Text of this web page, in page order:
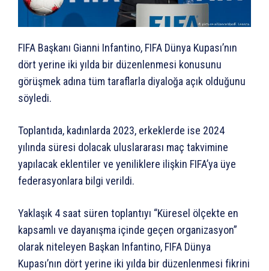
FIFA Başkanı Gianni Infantino, FIFA Dünya Kupası’nın
dört yerine iki yılda bir düzenlenmesi konusunu
görüşmek adına tüm taraflarla diyaloğa açık olduğunu
söyledi.
Toplantıda, kadınlarda 2023, erkeklerde ise 2024
yılında süresi dolacak uluslararası maç takvimine
yapılacak eklentiler ve yeniliklere ilişkin FIFA’ya üye
federasyonlara bilgi verildi.
Yaklaşık 4 saat süren toplantıyı “Küresel ölçekte en
kapsamlı ve dayanışma içinde geçen organizasyon”
olarak niteleyen Başkan Infantino, FIFA Dünya
Kupası’nın dört yerine iki yılda bir düzenlenmesi fikrini